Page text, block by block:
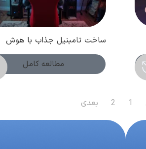
ساخت تامبنیل جذاب با هوش
مصنوعی و کسب درآمد دلاری (
فروردین 1404 )
مطالعه کامل
1
2 بعدی